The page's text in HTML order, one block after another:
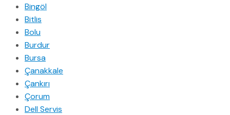
Bingöl
Bitlis
Bolu
Burdur
Bursa
Çanakkale
Çankırı
Çorum
Dell Servis